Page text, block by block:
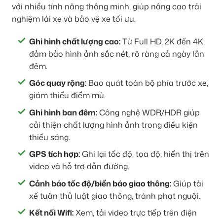
với nhiều tính năng thông minh, giúp nâng cao trải
nghiệm lái xe và bảo vệ xe tối ưu.
Ghi hình chất lượng cao:Từ Full HD, 2K đến 4K,
đảm bảo hình ảnh sắc nét, rõ ràng cả ngày lẫn
đêm.
Góc quay rộng: Bao quát toàn bộ phía trước xe,
giảm thiểu điểm mù.
Ghi hình ban đêm:Công nghệ WDR/HDR giúp
cải thiện chất lượng hình ảnh trong điều kiện
thiếu sáng.
GPS tích hợp:Ghi lại tốc độ, tọa độ, hiển thị trên
video và hỗ trợ dẫn đường.
Cảnh báo tốc độ/biển báo giao thông:Giúp tài
xế tuân thủ luật giao thông, tránh phạt nguội.
Kết nối Wifi:Xem, tải video trực tiếp trên điện